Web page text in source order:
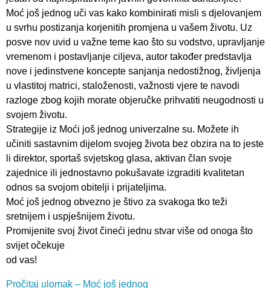
Moć još jednog uči vas kako kombinirati misli s djelovanjem
u svrhu postizanja korjenitih promjena u vašem životu. Uz
posve nov uvid u važne teme kao što su vodstvo, upravljanje
vremenom i postavljanje ciljeva, autor također predstavlja
nove i jedinstvene koncepte sanjanja nedostižnog, življenja
u vlastitoj matrici, staloženosti, važnosti vjere te navodi
razloge zbog kojih morate objeručke prihvatiti neugodnosti u
svojem životu.
Strategije iz Moći još jednog univerzalne su. Možete ih
učiniti sastavnim dijelom svojeg života bez obzira na to jeste
li direktor, sportaš svjetskog glasa, aktivan član svoje
zajednice ili jednostavno pokušavate izgraditi kvalitetan
odnos sa svojom obitelji i prijateljima.
Moć još jednog obvezno je štivo za svakoga tko teži
sretnijem i uspješnijem životu.
Promijenite svoj život čineći jednu stvar više od onoga što
svijet očekuje
od vas!
Pročitaj ulomak – Moć još jednog